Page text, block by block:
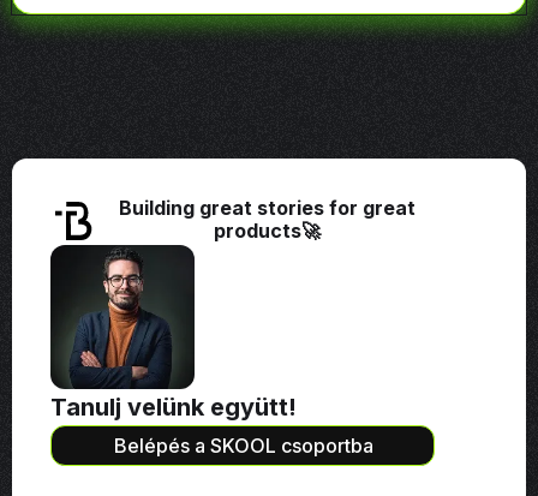
Building great stories for great
products🚀
Tanulj velünk együtt!
Belépés a SKOOL csoportba